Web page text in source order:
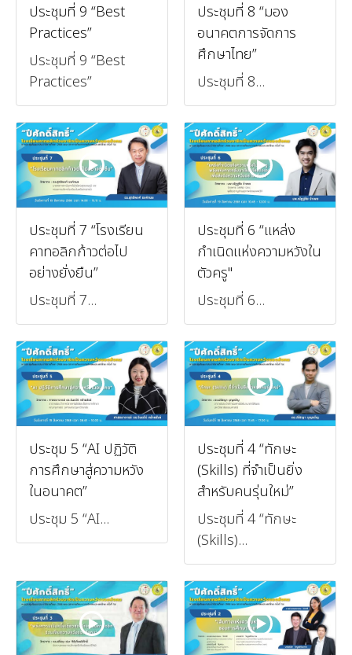
ประชุมที่ 9 “Best
Practices”
ประชุมที่ 9 “Best
Practices”
ประชุมที่ 8 “มอง
อนาคตการจัดการ
ศึกษาไทย”
ประชุมที่ 8...
ประชุมที่ 7 “โรงเรียน
คาทอลิกก้าวต่อไป
อย่างยั่งยืน”
ประชุมที่ 7...
ประชุมที่ 6 “แหล่ง
กำเนิดแห่งความหวังใน
ตัวครู"
ประชุมที่ 6...
ประชุม 5 “AI ปฏิวัติ
การศึกษาสู่ความหวัง
ในอนาคต”
ประชุม 5 “AI...
ประชุมที่ 4 “ทักษะ
(Skills) ที่จำเป็นยิ่ง
สำหรับคนรุ่นใหม่”
ประชุมที่ 4 “ทักษะ
(Skills)...